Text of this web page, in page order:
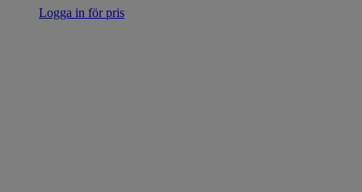
Logga in för pris